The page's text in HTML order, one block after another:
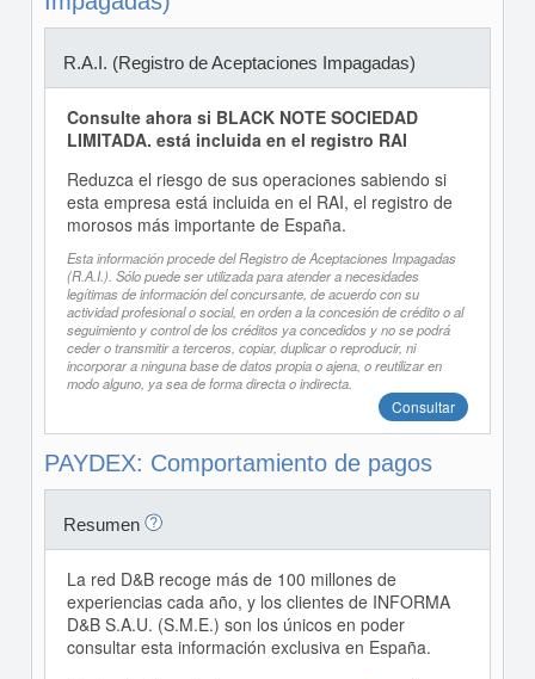
R.A.I. (Registro de Aceptaciones Impagadas)
Consulte ahora si BLACK NOTE SOCIEDAD
LIMITADA. está incluida en el registro RAI
Reduzca el riesgo de sus operaciones sabiendo si
esta empresa está incluida en el RAI, el registro de
morosos más importante de España.
Esta información procede del Registro de Aceptaciones Impagadas
(R.A.I.). Sólo puede ser utilizada para atender a necesidades
legítimas de información del concursante, de acuerdo con su
actividad profesional o social, en orden a la concesión de crédito o al
seguimiento y control de los créditos ya concedidos y no se podrá
ceder o transmitir a terceros, copiar, duplicar o reproducir, ni
incorporar a ninguna base de datos propia o ajena, o reutilizar en
modo alguno, ya sea de forma directa o indirecta.
Consultar
PAYDEX: Comportamiento de pagos
Resumen
La red D&B recoge más de 100 millones de
experiencias cada año, y los clientes de INFORMA
D&B S.A.U. (S.M.E.) son los únicos en poder
consultar esta información exclusiva en España.